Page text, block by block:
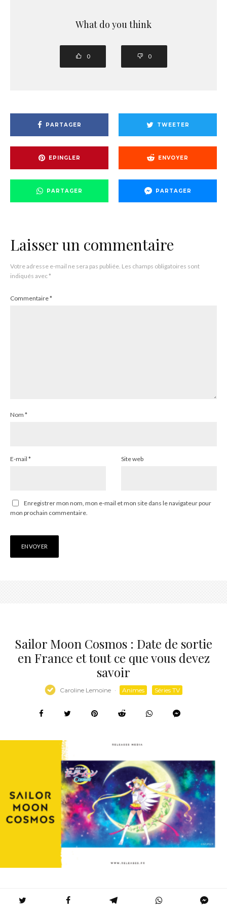
What do you think
0 0
PARTAGER TWEETER
EPINGLER ENVOYER
PARTAGER PARTAGER
Laisser un commentaire
Votre adresse e-mail ne sera pas publiée. Les champs obligatoires sont
indiqués avec*
Commentaire*
Nom *
E-mail * Site web
Enregistrer mon nom, mon e-mail et mon site dans le navigateur pour
mon prochain commentaire.
Sailor Moon Cosmos : Date de sortie
en France et tout ce que vous devez
savoir
Caroline Lemoine · Animes Séries TV
Sailor Moon Cosmos : Date de sortie en France et tout ce que vous devez savoir